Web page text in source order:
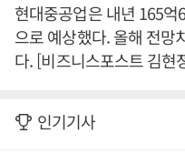
현대중공업은 내년 165
으로 예상했다. 올해 전망
다. [비즈니스포스트 김현
인기기사